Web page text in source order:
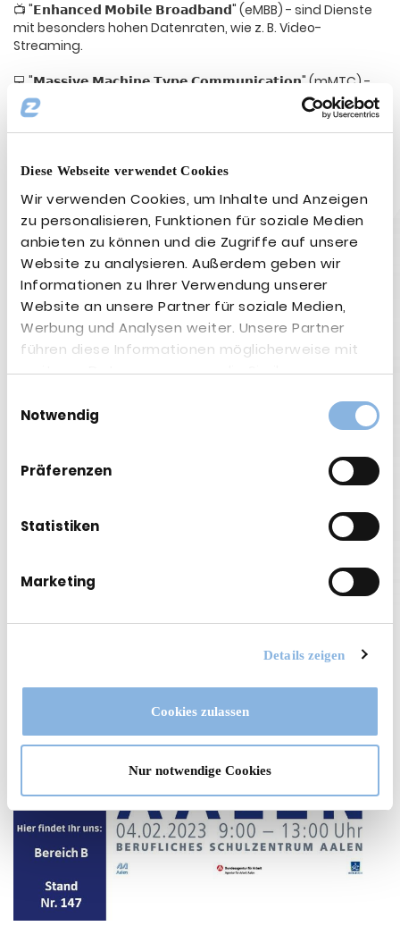
Diese Webseite verwendet Cookies
Wir verwenden Cookies, um Inhalte und Anzeigen
zu personalisieren, Funktionen für soziale Medien
anbieten zu können und die Zugriffe auf unsere
Website zu analysieren. Außerdem geben wir
Informationen zu Ihrer Verwendung unserer
Website an unsere Partner für soziale Medien,
Werbung und Analysen weiter. Unsere Partner
führen diese Informationen möglicherweise mit
weiteren Daten zusammen, die Sie ihnen
Nutzung der Dienste gesammelt haben.
Notwendig
Präferenzen
Statistiken
Marketing
Details zeigen
Cookies zulassen
Nur notwendige Cookies
📺 "𝗘𝗻𝗵𝗮𝗻𝗰𝗲𝗱 𝗠𝗼𝗯𝗶𝗹𝗲 𝗕𝗿𝗼𝗮𝗱𝗯𝗮𝗻𝗱" (eMBB) - sind Dienste
mit besonders hohen Datenraten, wie z. B. Video-
Streaming.
💻 "𝗠𝗮𝘀𝘀𝗶𝘃𝗲 𝗠𝗮𝗰𝗵𝗶𝗻𝗲 𝗧𝘆𝗽𝗲 𝗖𝗼𝗺𝗺𝘂𝗻𝗶𝗰𝗮𝘁𝗶𝗼𝗻" (mMTC) -
sind Dienste mit niedrigeren Datenraten, aber hoher
Energieeffizienz und erforderlicher Zuverlässigkeit.
(URLLC) - sind Dienste und Anwendungen, die die beste
erfordern, wie z. B. die Echtzeit-Datenübertragung für
autonomes Fahren und Medizintechnik.
Die UCC-Experten der EZcon können Ihnen helfen, die
bestmögliche Lösung für einen kosteneffizienten und
praktikablen Einsatz dieser Technologie in Ihrem
Unternehmen zu finden.
#zukunftgestalten
Zurück
Weitere Beiträge: